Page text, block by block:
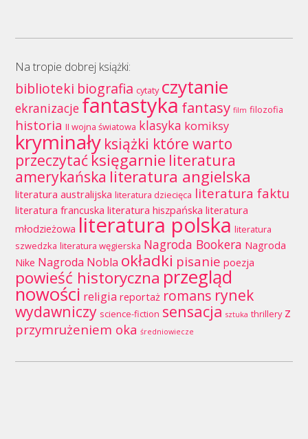
Na tropie dobrej książki:
biblioteki biografia cytaty czytanie
ekranizacje fantastykafantasy film filozofia
historia II wojna światowa klasyka komiksy
kryminały książki które warto
przeczytaćksięgarnie literatura
amerykańska literatura angielska
literatura australijska literatura dziecięca literatura faktu
literatura francuska literatura hiszpańska literatura
młodzieżowa literatura polska literatura
szwedzka literatura węgierska Nagroda Bookera Nagroda
Nike Nagroda Nobla okładki pisanie poezja
powieść historyczna przegląd
nowości religia reportaż romans rynek
wydawniczy science-fiction sensacja sztuka thrillery z
przymrużeniem oka średniowiecze